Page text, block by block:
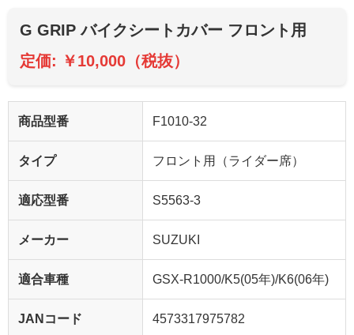
G GRIP バイクシートカバー フロント用
定価: ￥10,000（税抜）
商品型番 F1010-32
タイプ フロント用（ライダー席）
適応型番 S5563-3
メーカー SUZUKI
適合車種 GSX-R1000/K5(05年)/K6(06年)
JANコード 4573317975782